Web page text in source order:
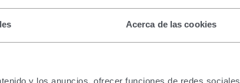
Acerca de las cookies